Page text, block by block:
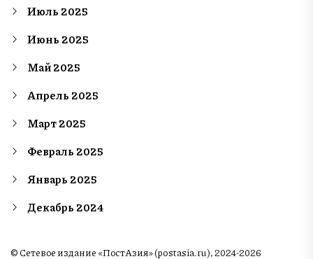
Июль 2025
Июнь 2025
Май 2025
Апрель 2025
Март 2025
Февраль 2025
Январь 2025
Декабрь 2024
© Сетевое издание «ПостАзия» (postasia.ru), 2024-2026